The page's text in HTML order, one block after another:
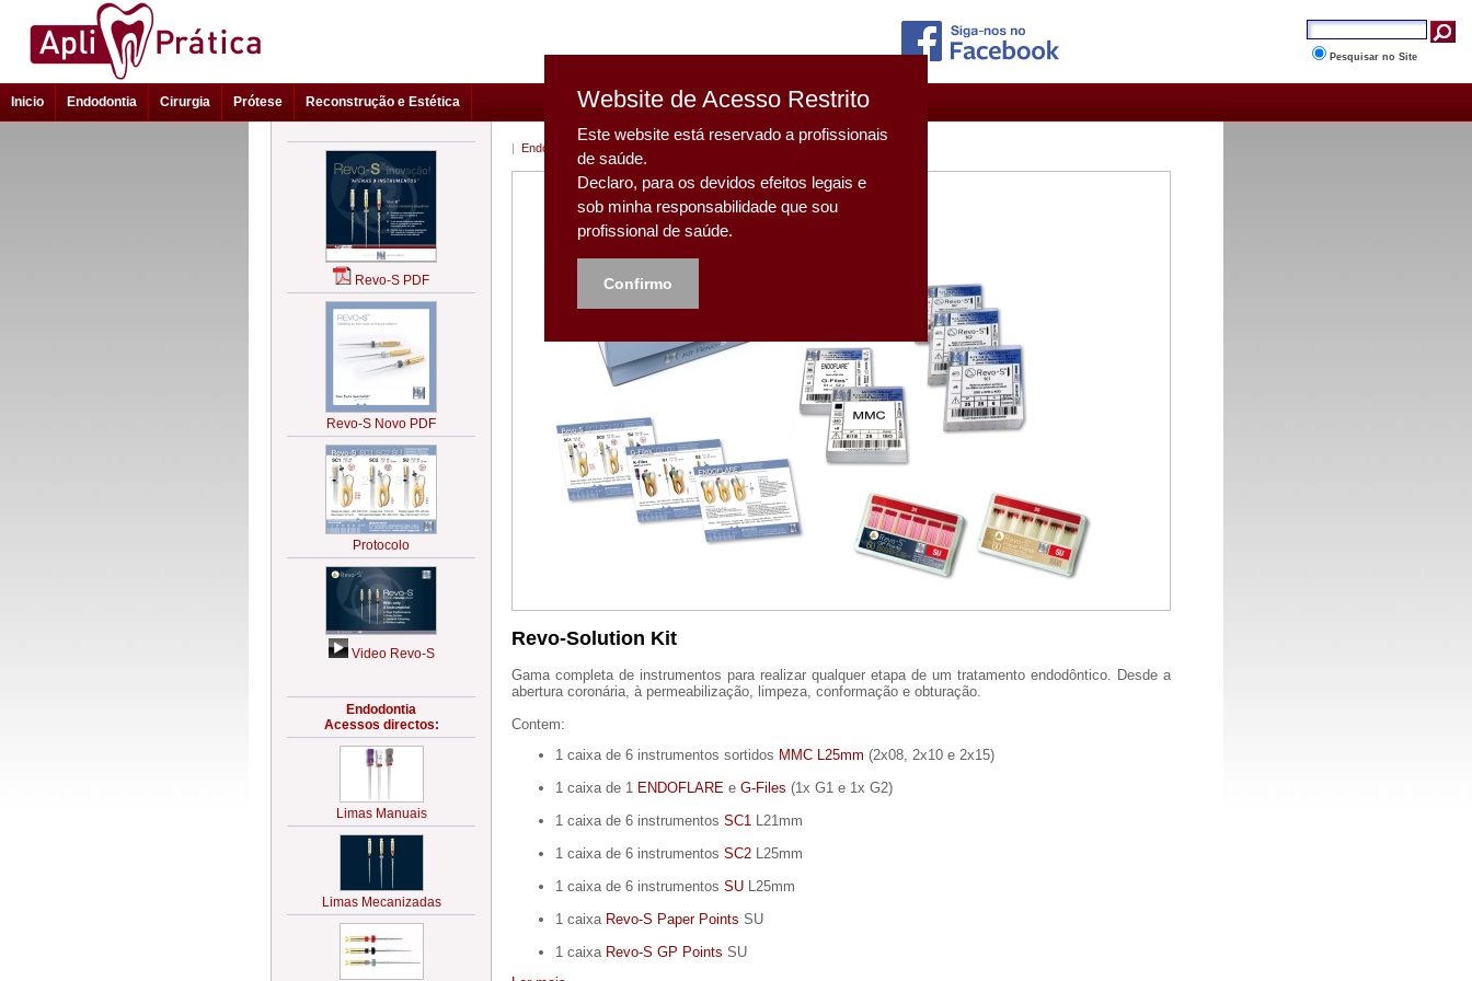
Pesquisar no Site
Inicio Endodontia Cirurgia Prótese Reconstrução e Estética
| Endodontia - Kits Limas
Revo-Solution Kit
Gama completa de instrumentos para realizar qualquer etapa de um tratamento endodôntico. Desde a
abertura coronária, à permeabilização, limpeza, conformação e obturação.
Contem:
1 caixa de 6 instrumentos sortidos MMC L25mm (2x08, 2x10 e 2x15)
1 caixa de 1 ENDOFLAREe G-Files (1x G1 e 1x G2)
1 caixa de 6 instrumentos SC1L21mm
1 caixa de 6 instrumentos SC2L25mm
1 caixa de 6 instrumentos SUL25mm
1 caixa Revo-S Paper Points SU
1 caixa Revo-S GP Points SU
Website de Acesso Restrito
Este website está reservado a profissionais
de saúde.
Declaro, para os devidos efeitos legais e
sob minha responsabilidade que sou
profissional de saúde.
Confirmo